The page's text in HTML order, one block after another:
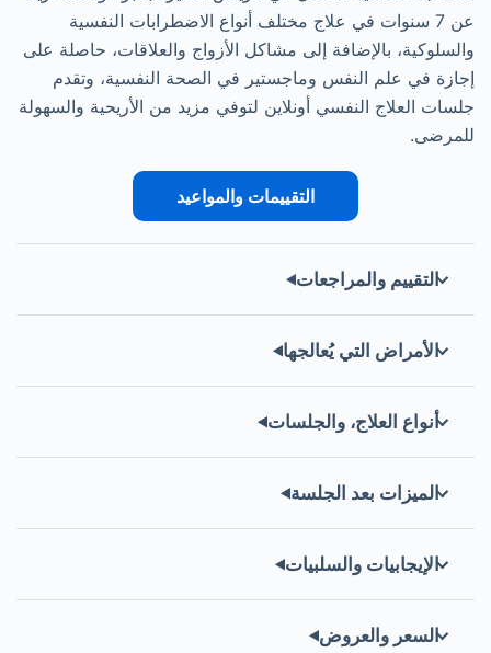
عن 7 سنوات في علاج مختلف أنواع الاضطرابات النفسية
والسلوكية، بالإضافة إلى مشاكل الأزواج والعلاقات، حاصلة على
إجازة في علم النفس وماجستير في الصحة النفسية، وتقدم
جلسات العلاج النفسي أونلاين لتوفي مزيد من الأريحية والسهولة
للمرضى.
التقييمات والمواعيد
التقييم والمراجعات
الأمراض التي يُعالجها
أنواع العلاج، والجلسات
الميزات بعد الجلسة
الإيجابيات والسلبيات
السعر والعروض